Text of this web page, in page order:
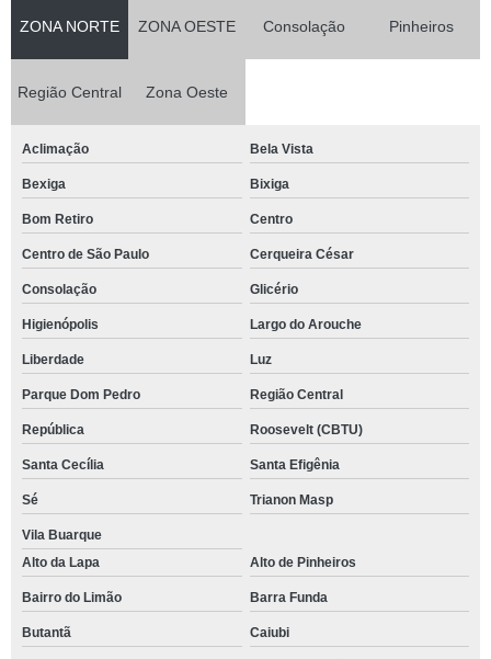
ZONA NORTE ZONA OESTE Consolação Pinheiros
Região Central Zona Oeste
Aclimação Bela Vista
Bexiga Bixiga
Bom Retiro Centro
Centro de São Paulo Cerqueira César
Consolação Glicério
Higienópolis Largo do Arouche
Liberdade Luz
Parque Dom Pedro Região Central
República Roosevelt (CBTU)
Santa Cecília Santa Efigênia
Sé Trianon Masp
Vila Buarque
Alto da Lapa
Alto de Pinheiros
Bairro do Limão Barra Funda
Butantã Caiubi